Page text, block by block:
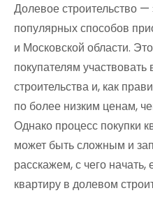
Долевое строительство
популярных способов
и Московской области.
покупателям
строительства и, как
по более низким ценам,
Однако процесс покупки
может быть сложным и
расскажем, с чего
квартиру в долевом